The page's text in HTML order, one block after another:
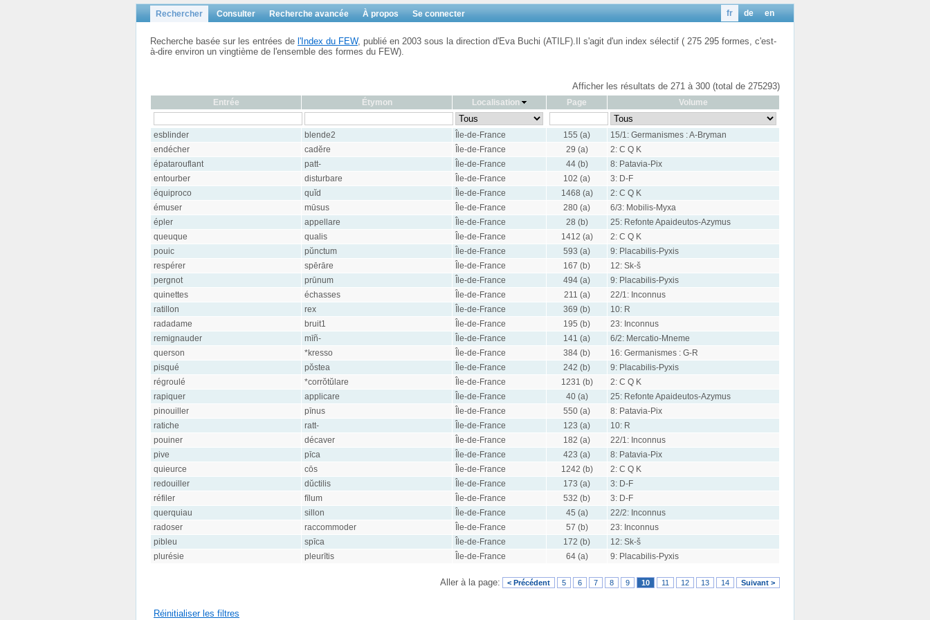
Rechercher Consulter Recherche avancée À propos Se connecter en
de
fr
Recherche basée sur les entrées de l'Index du FEW, publié en 2003 sous la direction d'Eva Buchi (ATILF).Il s'agit d'un index sélectif ( 275 295 formes, c'est-
à-dire environ un vingtième de l'ensemble des formes du FEW).
Afficher les résultats de 271 à 300 (total de 275293)
Entrée Étymon Localisation Page Volume
esblinder blende2 Île-de-France 155 (a)
15/1: Germanismes : A-Bryman
endécher
cadĕre Île-de-France 29 (a)
2: C Q K
épatarouflant
patt- Île-de-France 44 (b)
8: Patavia-Pix
entourber
disturbare Île-de-France 102 (a)
3: D-F
équiproco
quĭd Île-de-France 1468 (a)
2: C Q K
émuser
mūsus Île-de-France 280 (a)
6/3: Mobilis-Myxa
épler
appellare Île-de-France 28 (b)
25: Refonte Apaideutos-Azymus
queuque
qualis Île-de-France 1412 (a)
2: C Q K
pouic
pŭnctum Île-de-France 593 (a)
9: Placabilis-Pyxis
respérer
spērāre Île-de-France 167 (b)
12: Sk-š
pergnot
prūnum Île-de-France 494 (a)
9: Placabilis-Pyxis
quinettes
échasses Île-de-France 211 (a)
22/1: Inconnus
ratillon
rex Île-de-France 369 (b)
10: R
radadame
bruit1 Île-de-France 195 (b)
23: Inconnus
remignauder
mīñ- Île-de-France 141 (a)
6/2: Mercatio-Mneme
querson
*kresso Île-de-France 384 (b)
16: Germanismes : G-R
pisqué
pŏstea Île-de-France 242 (b)
9: Placabilis-Pyxis
régroulé
*corrŏtŭlare Île-de-France 1231 (b)
2: C Q K
rapiquer
applicare Île-de-France 40 (a)
25: Refonte Apaideutos-Azymus
pinouiller
pīnus Île-de-France 550 (a)
8: Patavia-Pix
ratiche
ratt- Île-de-France 123 (a)
10: R
pouiner
décaver Île-de-France 182 (a)
22/1: Inconnus
pive
pīca Île-de-France 423 (a)
8: Patavia-Pix
quieurce
cōs Île-de-France 1242 (b)
2: C Q K
redouiller
dŭctilis Île-de-France 173 (a)
3: D-F
réfiler
fīlum Île-de-France 532 (b)
3: D-F
querquiau
sillon Île-de-France 45 (a)
22/2: Inconnus
radoser
raccommoder Île-de-France 57 (b)
23: Inconnus
pibleu
spīca Île-de-France 172 (b)
12: Sk-š
plurésie
pleurītis Île-de-France 64 (a) 9: Placabilis-Pyxis
Aller à la page: < Précédent 5 6 7 8 9 10 11 12 13 14 Suivant >
Réinitialiser les filtres